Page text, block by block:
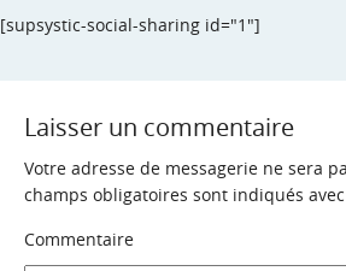
[supsystic-social-sharing id="1"]
Laisser un commentaire
Votre adresse de messagerie ne sera
champs obligatoires sont indiqués avec
Commentaire